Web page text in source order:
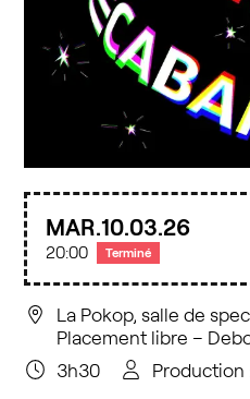
MAR.10 03 26
20:00 Terminé
La Pokop, salle de
Placement libre –
3h30
Production